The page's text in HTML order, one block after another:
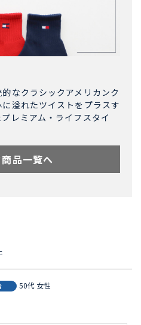
なクラシックアメリカンク
溢れたツイストをプラスす
レミアム・ライフスタイ
品一覧へ
50代 女性